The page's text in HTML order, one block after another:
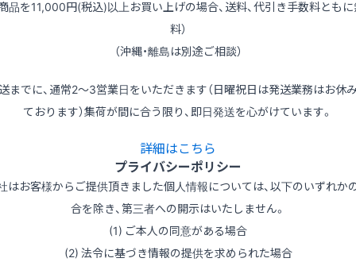
品を11,000円(税込)以上お買い上げの場合、送料、代引き手数料とも
料）
（沖縄・離島は別途ご相談）
までに、通常2～3営業日をいただきます（日曜祝日は発送業務はお休
ております）集荷が間に合う限り、即日発送を心がけています。
詳細はこちら
プライバシーポリシー
はお客様からご提供頂きました個人情報については、以下のいずれか
合を除き、第三者への開示はいたしません。
(1) ご本人の同意がある場合
(2) 法令に基づき情報の提供を求められた場合